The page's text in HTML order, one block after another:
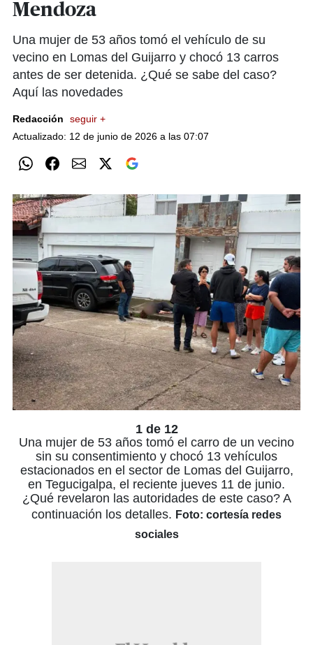
Mendoza
Una mujer de 53 años tomó el vehículo de su
vecino en Lomas del Guijarro y chocó 13 carros
antes de ser detenida. ¿Qué se sabe del caso?
Aquí las novedades
Redacción
seguir +
Actualizado: 12 de junio de 2026 a las 07:07
1 de 12
Una mujer de 53 años tomó el carro de un vecino
sin su consentimiento y chocó 13 vehículos
estacionados en el sector de Lomas del Guijarro,
en Tegucigalpa, el reciente jueves 11 de junio.
¿Qué revelaron las autoridades de este caso? A
continuación los detalles. Foto: cortesía redes
sociales